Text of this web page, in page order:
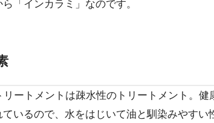
「インカラミ」なのです。
ートメントは疎水性のトリートメント。健
いるので、水をはじいて油と馴染みやすい